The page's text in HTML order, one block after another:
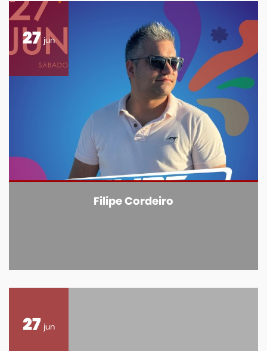
27 jun
Filipe Cordeiro
27 jun